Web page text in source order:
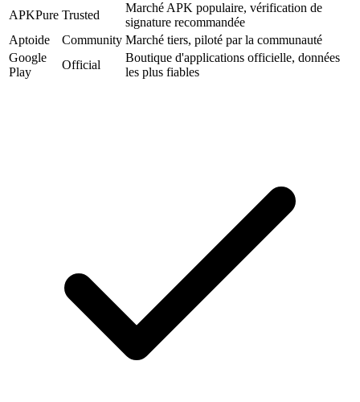
APKPure Trusted
Marché APK populaire, vérification de
signature recommandée
Aptoide
Community Marché tiers, piloté par la communauté
Google
Play
Official
Boutique d'applications officielle, données
les plus fiables